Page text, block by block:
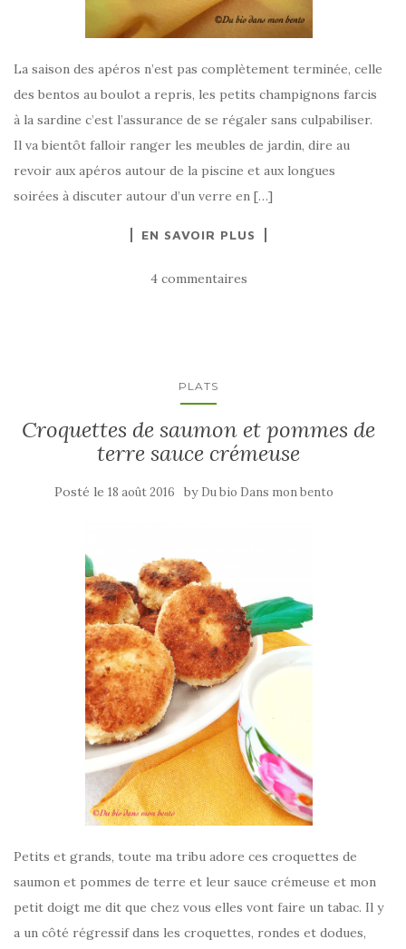
La saison des apéros n’est pas complètement terminée, celle
des bentos au boulot a repris, les petits champignons farcis
à la sardine c’est l’assurance de se régaler sans culpabiliser.
Il va bientôt falloir ranger les meubles de jardin, dire au
revoir aux apéros autour de la piscine et aux longues
soirées à discuter autour d’un verre en […]
EN SAVOIR PLUS
4 commentaires
PLATS
Croquettes de saumon et pommes de
terre sauce crémeuse
Posté le 18 août 2016 by Du bio Dans mon bento
Petits et grands, toute ma tribu adore ces croquettes de
saumon et pommes de terre et leur sauce crémeuse et mon
petit doigt me dit que chez vous elles vont faire un tabac. Il y
a un côté régressif dans les croquettes, rondes et dodues,